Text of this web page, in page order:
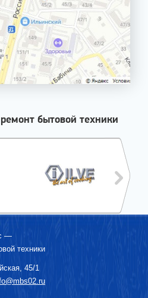
бытовой техники
—
техники
45/1